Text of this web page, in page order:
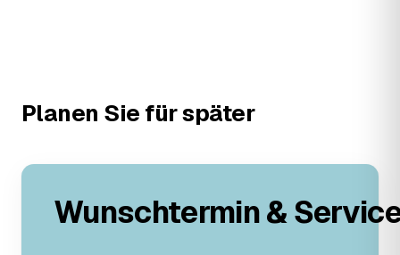
Planen Sie für später
Wunschtermin &